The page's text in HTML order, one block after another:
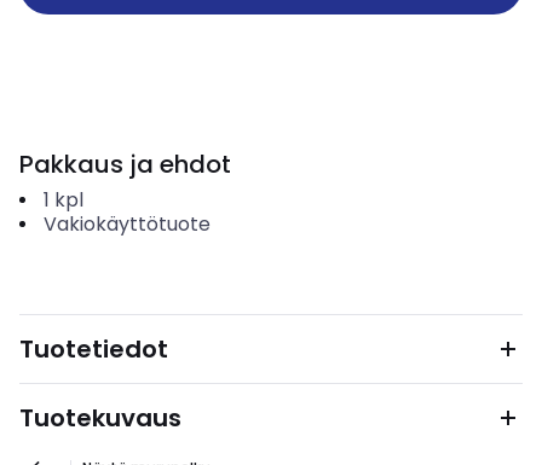
Pakkaus ja ehdot
1 kpl
Vakiokäyttötuote
Tuotetiedot
Tuotekuvaus